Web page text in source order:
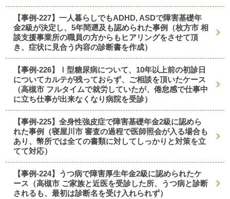
【事例-227】一人暮らしでもADHD, ASDで障害基礎年
金2級が決定し、5年間遡及も認められた事例（枚方市 相
談支援事業所の職員の方からもヒアリングをさせて頂
き、症状に見合う内容の診断書を作成）
【事例-226】Ⅰ型糖尿病について、10年以上前の初診日
についてカルテが残っておらず、ご相談を頂いたケース
（高槻市 フルタイムで就労していたが、倦怠感で仕事中
に立ち仕事が出来なくなり病院を受診）
【事例-225】全身性強皮症で障害基礎年金2級に認めら
れた事例（寝屋川市 審査の過程で医師照会が入る場合も
あり、幣所では全ての書類に対してしっかりと対策を立
てて対応）
【事例-224】うつ病で障害厚生年金2級に認められたケ
ース（高槻市 ご家族と近医を受診した所、うつ病と診断
されるも、最初は診断名を受け入れられず）